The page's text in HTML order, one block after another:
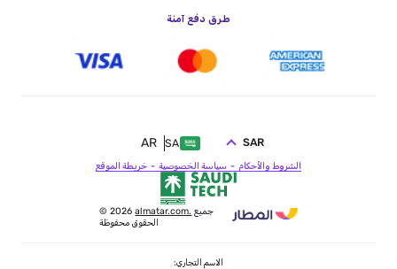
طرق دفع آمنة
© 2026almatar.com. جميع
الحقوق محفوظة
SA
AR SAR
الشروط والأحكام سياسة الخصوصية خريطة الموقع
الاسم التجاري: